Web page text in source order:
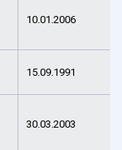
10.01.2006
15.09.1991
30.03.2003